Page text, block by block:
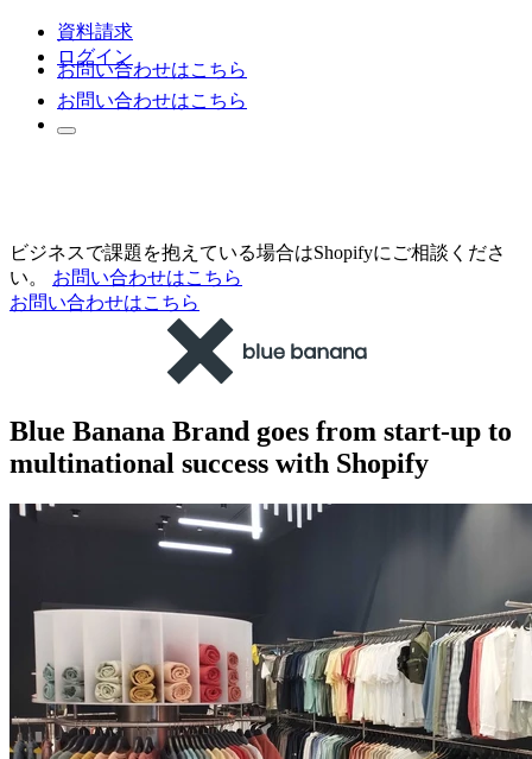
資料請求
ログイン
お問い合わせはこちら
お問い合わせはこちら
ビジネスで課題を抱えている場合はShopifyにご相談くださ
い。
お問い合わせはこちら
お問い合わせはこちら
Blue Banana Brand goes from start-up to
multinational success with Shopify